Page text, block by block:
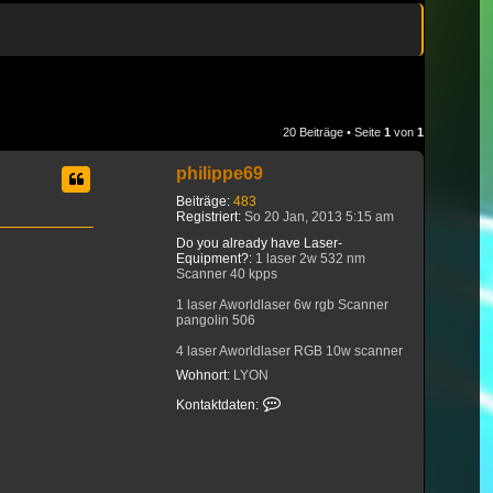
20 Beiträge • Seite 1 von 1
philippe69
Beiträge: 483
Registriert: So 20 Jan, 2013 5:15 am
Do you already have Laser-
Equipment?: 1 laser 2w 532 nm
Scanner 40 kpps
1 laser Aworldlaser 6w rgb Scanner
pangolin 506
4 laser Aworldlaser RGB 10w scanner
1 laser Aworldlaser 14w rgb Scanner
DT40 60 degrés
Wohnort: LYON
Kontaktdaten: